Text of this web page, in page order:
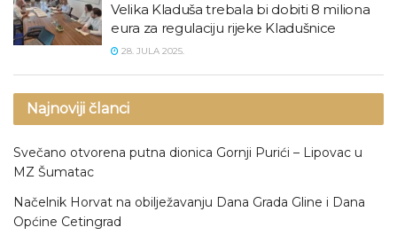
Velika Kladuša trebala bi dobiti 8 miliona
eura za regulaciju rijeke Kladušnice
28. JULA 2025.
Najnoviji članci
Svečano otvorena putna dionica Gornji Purići – Lipovac u
MZ Šumatac
Načelnik Horvat na obilježavanju Dana Grada Gline i Dana
Općine Cetingrad